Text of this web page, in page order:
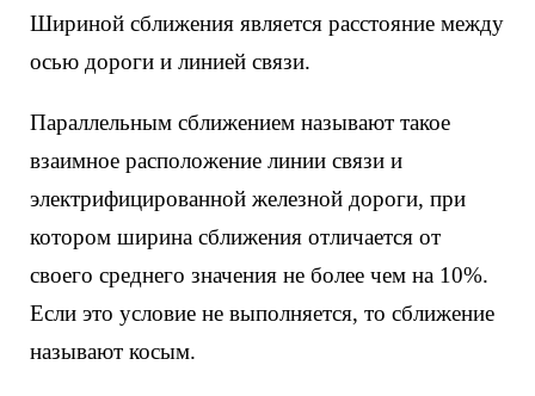
Шириной сближения является расстояние между
осью дороги и линией связи.
Параллельным сближением называют такое
взаимное расположение линии связи и
электрифицированной железной дороги, при
котором ширина сближения отличается от
своего среднего значения не более чем на 10%.
Если это условие не выполняется, то сближение
называют косым.